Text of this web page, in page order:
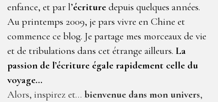
enfance, et par l’écriture depuis quelques années.
Au printemps 2009, je pars vivre en Chine et
commence ce blog. Je partage mes morceaux de vie
et de tribulations dans cet étrange ailleurs. La
passion de l’écriture égale rapidement celle du
voyage…
Alors, inspirez et… bienvenue dans mon univers,